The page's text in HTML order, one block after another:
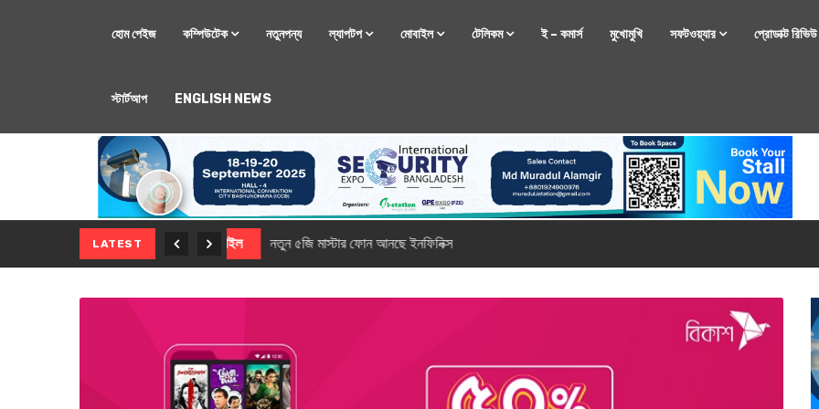
হোম পেইজ কম্পিউটেক নতুনপন্য ল্যাপটপ মোবাইল টেলিকম ই – কমার্স মুখোমুখি সফটওয়্যার প্রোডাক্ট রিভিউ
স্টার্টআপ ENGLISH NEWS
LATEST মোবাইল নতুন সি-সিরিজ স্মার্টফোন নিয়ে আসছে রিয়েলমি